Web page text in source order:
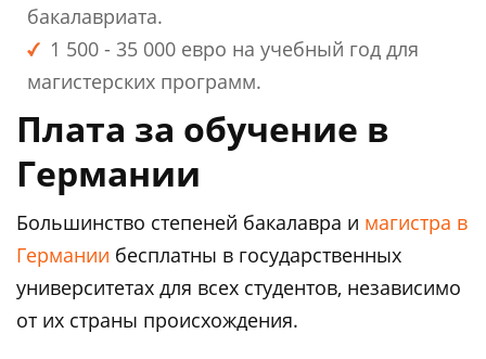
бакалавриата.
1 500 - 35 000 евро на учебный год для
магистерских программ.
Плата за обучение в
Германии
Большинство степеней бакалавра и магистра в
Германии бесплатны в государственных
университетах для всех студентов, независимо
от их страны происхождения.